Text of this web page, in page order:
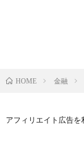
HOME 金融
アフィリエイト広告を